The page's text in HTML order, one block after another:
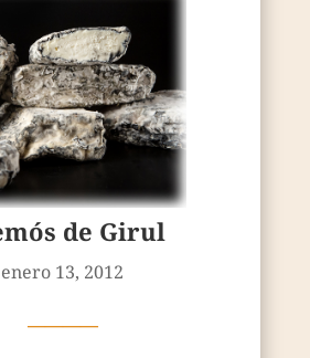
de Girul
enero 13, 2012
————